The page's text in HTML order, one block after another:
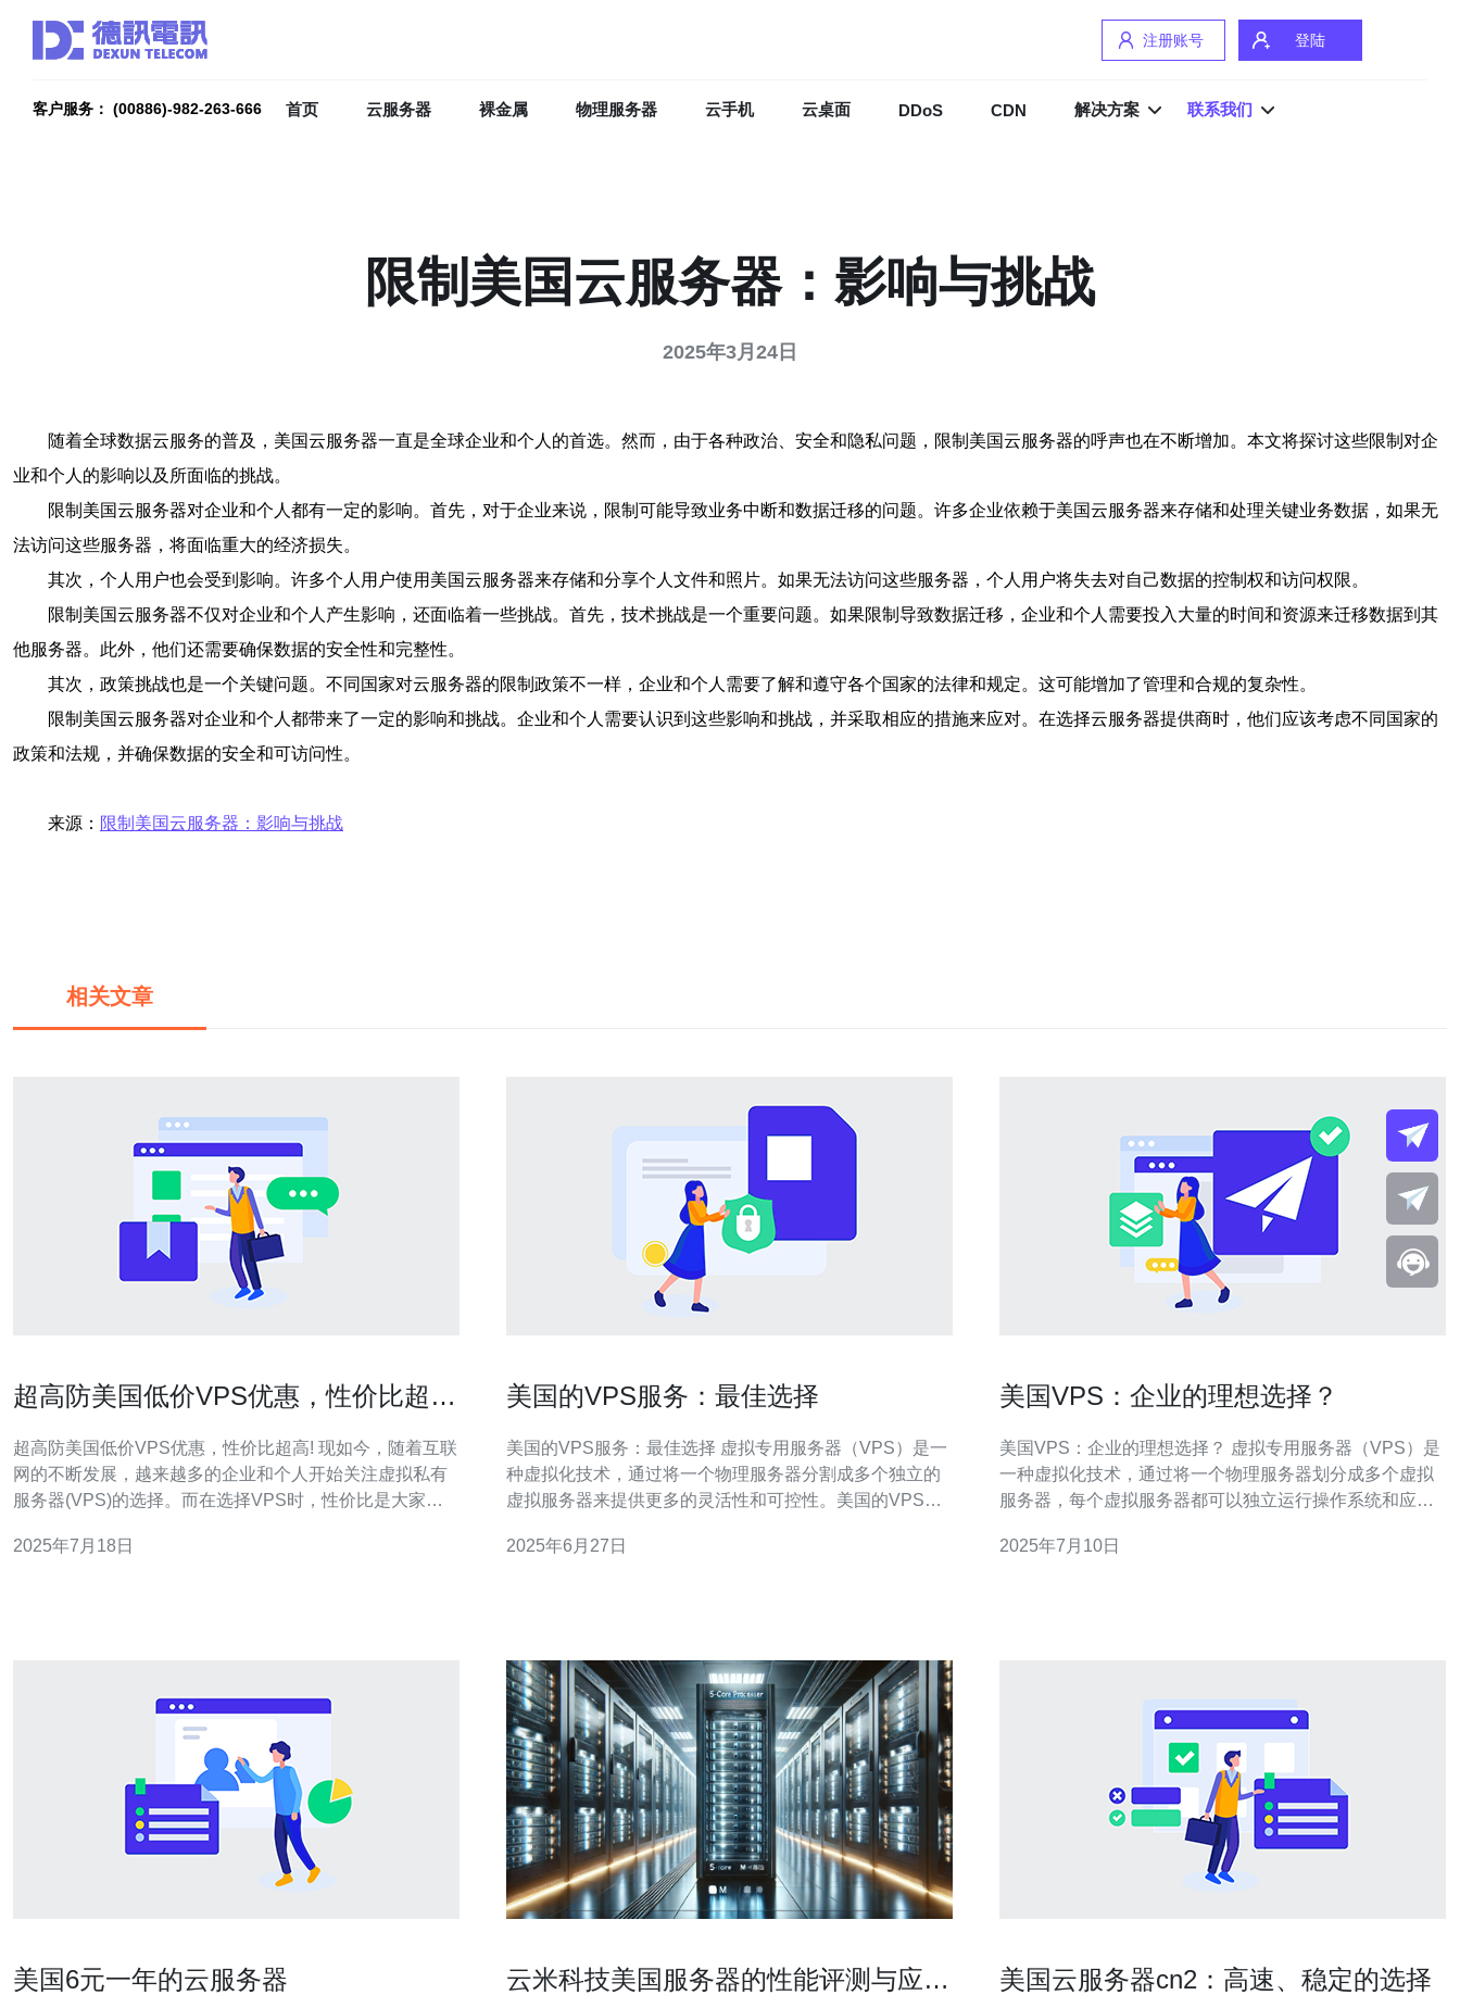
注册账号 登陆
客户服务： (00886)-982-263-666 首页 云服务器 裸金属 物理服务器 云手机 云桌面 DDoS CDN 解决方案 联系我们
限制美国云服务器：影响与挑战
2025年3月24日
随着全球数据云服务的普及，美国云服务器一直是全球企业和个人的首选。然而，由于各种政治、安全和隐私问题，限制美国云服务器的呼声也在不断增加。本文将探讨这些限制对企
业和个人的影响以及所面临的挑战。
限制美国云服务器对企业和个人都有一定的影响。首先，对于企业来说，限制可能导致业务中断和数据迁移的问题。许多企业依赖于美国云服务器来存储和处理关键业务数据，如果无
法访问这些服务器，将面临重大的经济损失。
其次，个人用户也会受到影响。许多个人用户使用美国云服务器来存储和分享个人文件和照片。如果无法访问这些服务器，个人用户将失去对自己数据的控制权和访问权限。
限制美国云服务器不仅对企业和个人产生影响，还面临着一些挑战。首先，技术挑战是一个重要问题。如果限制导致数据迁移，企业和个人需要投入大量的时间和资源来迁移数据到其
他服务器。此外，他们还需要确保数据的安全性和完整性。
其次，政策挑战也是一个关键问题。不同国家对云服务器的限制政策不一样，企业和个人需要了解和遵守各个国家的法律和规定。这可能增加了管理和合规的复杂性。
限制美国云服务器对企业和个人都带来了一定的影响和挑战。企业和个人需要认识到这些影响和挑战，并采取相应的措施来应对。在选择云服务器提供商时，他们应该考虑不同国家的
政策和法规，并确保数据的安全和可访问性。
来源： 限制美国云服务器：影响与挑战
相关文章
超高防美国低价VPS优惠，性价比超
超高防美国低价VPS优惠，性价比超高! 现如今，随着互联
网的不断发展，越来越多的企业和个人开始关注虚拟私有
服务器(VPS)的选择。而在选择VPS时，性价比是大家最
优势，受到了广大用户的青睐。 在选择VPS时，用户最为
2025年7月18日
美国的VPS服务：最佳选择
美国的VPS服务：最佳选择 虚拟专用服务器（VPS）是一
种虚拟化技术，通过将一个物理服务器分割成多个独立的
虚拟服务器来提供更多的灵活性和可控性。美国的VPS服
2025年6月27日
美国VPS：企业的理想选择？
美国VPS：企业的理想选择？ 虚拟专用服务器（VPS）是
一种虚拟化技术，通过将一个物理服务器划分成多个虚拟
服务器，每个虚拟服务器都可以独立运行操作系统和应用
更灵活。 美国VPS在全球范围内享有很高的声誉，主要原
2025年7月10日
美国6元一年的云服务器
云米科技美国服务器的性能评测与应用
美国云服务器cn2：高速、稳定的选择